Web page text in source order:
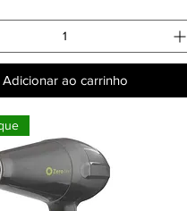
Adicionar ao carrinho